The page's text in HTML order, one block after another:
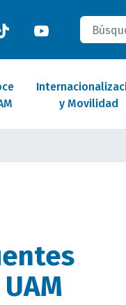
Buscar
y Movilidad